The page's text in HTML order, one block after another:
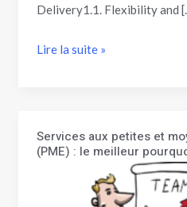
Delivery1.1. Flexibility and
why?
Lire la suite »
Services aux petites et
(PME) : le meilleur
Services
aux